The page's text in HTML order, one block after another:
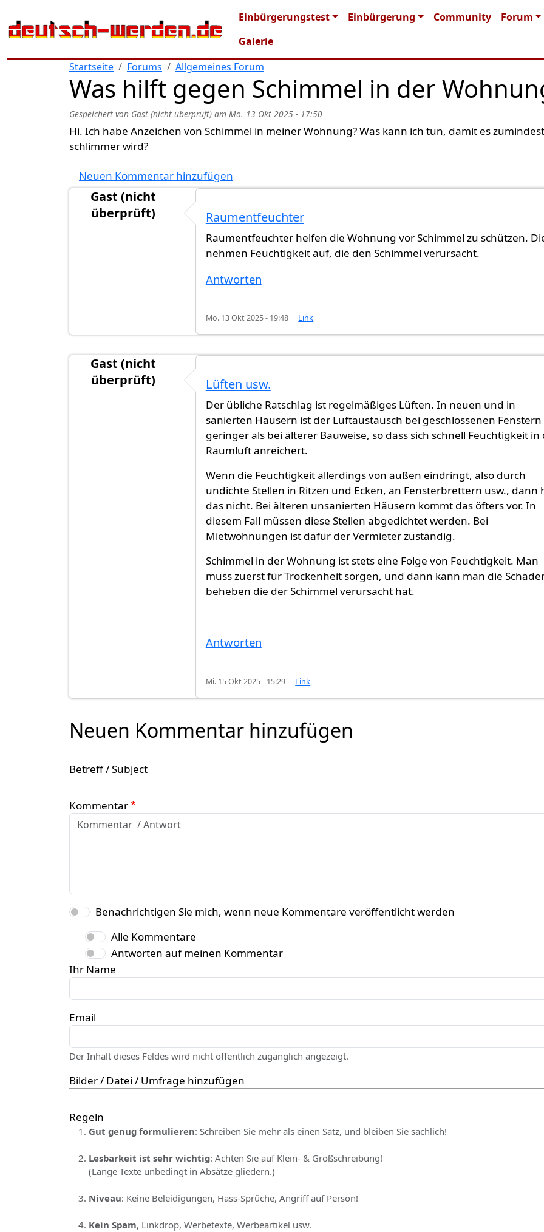
Main navigation
Einbürgerungstest Einbürgerung Community
Forum
Galerie
Startseite
Forums Allgemeines Forum
Was hilft gegen Schimmel in der
Gespeichert von Gast (nicht überprüft) am Mo. 13 Okt 2025 - 17:50
Hi. Ich habe Anzeichen von Schimmel in meiner Wohnung? Was kann ich tun, damit es
schlimmer wird?
Neuen Kommentar hinzufügen
Gast (nicht
überprüft)
Raumentfeuchter
Raumentfeuchter helfen die Wohnung vor Schimmel zu schützen.
nehmen Feuchtigkeit auf, die den Schimmel verursacht.
Antworten
Mo. 13 Okt 2025 - 19:48 Link
Gast (nicht
überprüft)
Lüften usw.
Der übliche Ratschlag ist regelmäßiges Lüften. In neuen und in
sanierten Häusern ist der Luftaustausch bei geschlossenen Fenstern
geringer als bei älterer Bauweise, so dass sich schnell Feuchtigkeit in
Raumluft anreichert.
Wenn die Feuchtigkeit allerdings von außen eindringt, also durch
undichte Stellen in Ritzen und Ecken, an Fensterbrettern usw., dann
das nicht. Bei älteren unsanierten Häusern kommt das öfters vor. In
diesem Fall müssen diese Stellen abgedichtet werden. Bei
Mietwohnungen ist dafür der Vermieter zuständig.
Schimmel in der Wohnung ist stets eine Folge von Feuchtigkeit. Man
muss zuerst für Trockenheit sorgen, und dann kann man die
beheben die der Schimmel verursacht hat.
Antworten
Mi. 15 Okt 2025 - 15:29 Link
Neuen Kommentar hinzufügen
Betreff / Subject
Kommentar
Benachrichtigen Sie mich, wenn neue Kommentare veröffentlicht werden
Alle Kommentare
Antworten auf meinen Kommentar
Ihr Name
Email
Der Inhalt dieses Feldes wird nicht öffentlich zugänglich angezeigt.
Bilder / Datei / Umfrage hinzufügen
Regeln
Gut genug formulieren: Schreiben Sie mehr als einen Satz, und bleiben Sie sachlich!
Lesbarkeit ist sehr wichtig: Achten Sie auf Klein- & Großschreibung!
(Lange Texte unbedingt in Absätze gliedern.)
Niveau: Keine Beleidigungen, Hass-Sprüche, Angriff auf Person!
Kein Spam, Linkdrop, Werbetexte, Werbeartikel usw.